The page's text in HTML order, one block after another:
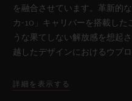
を融合させています。革新的
カ-10」キャリバーを搭載した
うな果てしない解放感を想起
越したデザインにおけるウブ
詳細を表示する